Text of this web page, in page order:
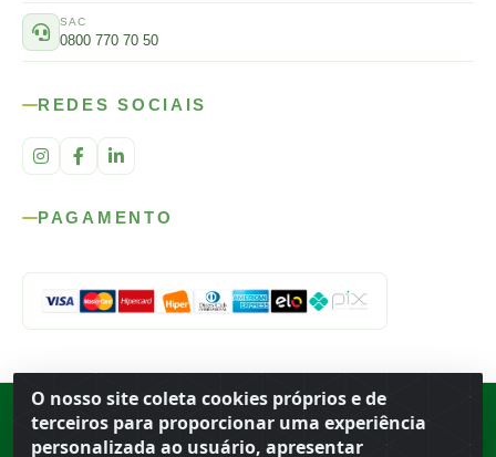
O nosso site coleta cookies próprios e de
terceiros para proporcionar uma experiência
personalizada ao usuário, apresentar
SAC
0800 770 70 50
REDES SOCIAIS
PAGAMENTO
Rod. SP-215, s/n, km 98 — Área Rural Porto Ferreira ·BR
· CEP
· CNPJ 56.679.863/0001-91
© 2026 Atacado Ideal